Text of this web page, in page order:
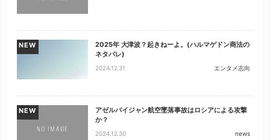
NEW
2025年 大津波？起きねーよ。(ハルマゲドン商法の
ネタバレ)
2024.12.31 エンタメ志向
NEW
アゼルバイジャン航空墜落事故はロシアによる攻撃
か？
2024.12.30 news